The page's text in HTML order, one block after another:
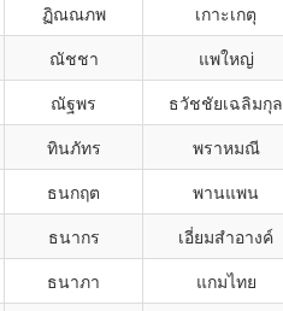
ฏิณณภพ เกาะเกตุ
ณัชชา แพใหญ่
ณัฐพร ธวัชชัยเฉลิมกุล
ทินภัทร พราหมณี
ธนกฤต พานแพน
ธนากร เอี่ยมสำอางค์
ธนาภา แกมไทย